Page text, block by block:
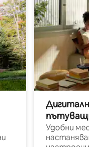
Дигитални
пътуващи
Удобни
настаняване